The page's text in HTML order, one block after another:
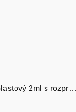
Flakón Tester plastový 2ml s rozprašovačem černý